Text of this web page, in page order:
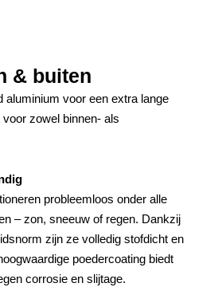
& buiten
aluminium voor een extra lange
zowel binnen- als
probleemloos onder alle
– zon, sneeuw of regen. Dankzij
zijn ze volledig stofdicht en
poedercoating biedt
corrosie en slijtage.